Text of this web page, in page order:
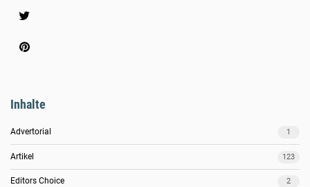
Inhalte
Advertorial 1
Artikel 123
Editors Choice 2